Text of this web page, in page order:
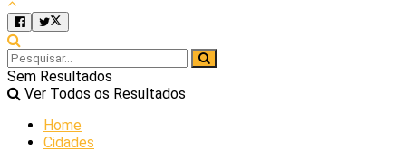
Sem Resultados
Ver Todos os Resultados
Home
Cidades